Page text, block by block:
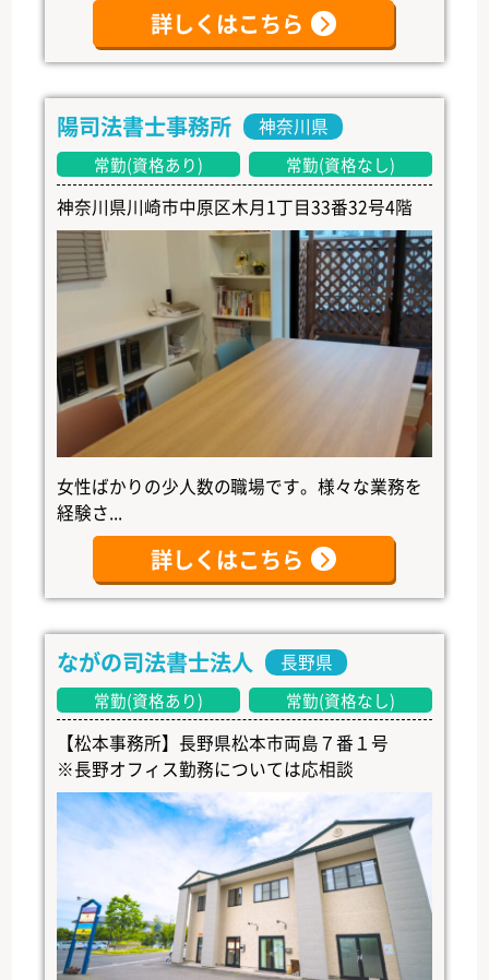
詳しくはこちら
陽司法書士事務所 神奈川県
常勤(資格あり) 常勤(資格なし)
神奈川県川崎市中原区木月1丁目33番32号4階
女性ばかりの少人数の職場です。様々な業務を
経験さ...
詳しくはこちら
ながの司法書士法人 長野県
常勤(資格あり) 常勤(資格なし)
【松本事務所】長野県松本市両島７番１号
※長野オフィス勤務については応相談